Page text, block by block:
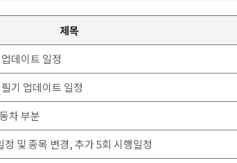
제목
데이트 일정
기 업데이트 일정
차 부분
및 종목 변경, 추가 5회 시행일정